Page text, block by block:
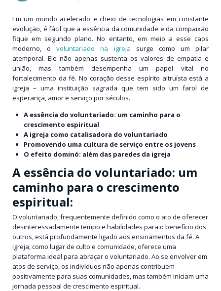
Em um mundo acelerado e cheio de tecnologias em constante
evolução, é fácil que a essência da comunidade e da compaixão
fique em segundo plano. No entanto, em meio a esse caos
moderno, ovoluntariado na igreja surge como um pilar
atemporal. Ele não apenas sustenta os valores de empatia e
união, mas também desempenha um papel vital no
fortalecimento da fé. No coração desse espírito altruísta está a
igreja – uma instituição sagrada que tem sido um farol de
esperança, amor e serviço por séculos.
A essência do voluntariado: um caminho para o
crescimento espiritual
A igreja como catalisadora do voluntariado
Promovendo uma cultura de serviço entre os jovens
O efeito dominó: além das paredes da igreja
A essência do voluntariado: um
caminho para o crescimento
espiritual:
O voluntariado, frequentemente definido como o ato de oferecer
desinteressadamente tempo e habilidades para o benefício dos
outros, está profundamente ligado aos ensinamentos da fé. A
igreja, como lugar de culto e comunidade, oferece uma
plataforma ideal para abraçar o voluntariado. Ao se envolver em
atos de serviço, os indivíduos não apenas contribuem
positivamente para suas comunidades, mas também iniciam uma
jornada pessoal de crescimento espiritual.